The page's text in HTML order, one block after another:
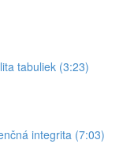
tabuliek (3:23)
integrita (7:03)